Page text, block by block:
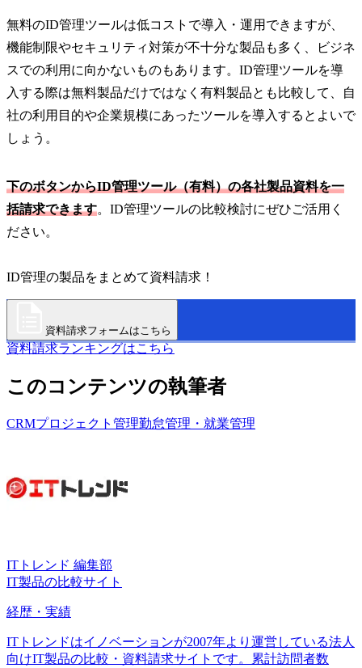
無料のID管理ツールは低コストで導入・運用できますが、
機能制限やセキュリティ対策が不十分な製品も多く、ビジネ
スでの利用に向かないものもあります。ID管理ツールを導
入する際は無料製品だけではなく有料製品とも比較して、自
社の利用目的や企業規模にあったツールを導入するとよいで
しょう。
下のボタンからID管理ツール（有料）の各社製品資料を一
括請求できます。ID管理ツールの比較検討にぜひご活用く
ださい。
ID管理の製品をまとめて資料請求！
資料請求フォームはこちら
資料請求ランキングはこちら
このコンテンツの執筆者
CRMプロジェクト管理勤怠管理・就業管理
ITトレンド 編集部
IT製品の比較サイト
経歴・実績
ITトレンドはイノベーションが2007年より運営している法人
向けIT製品の比較・資料請求サイトです。累計訪問者数